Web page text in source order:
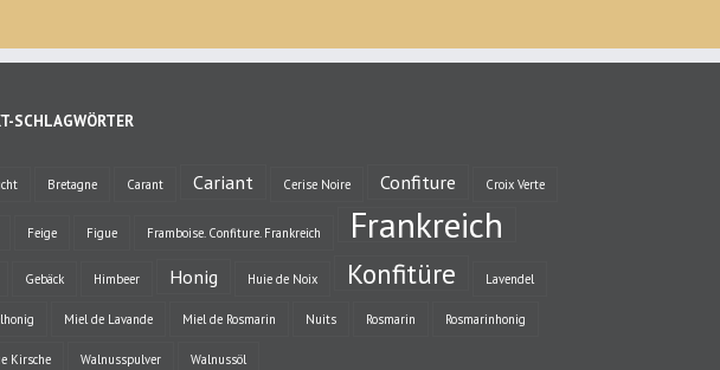
SCHLAGWÖRTER
Bretagne Carant Cariant Cerise Noire Confiture Croix Verte
Feige Figue Framboise. Confiture. Frankreich Frankreich
Gebäck Himbeer Honig Huie de Noix Konfitüre Lavendel
Miel de Lavande Miel de Rosmarin Nuits Rosmarin Rosmarinhonig
Kirsche Walnusspulver Walnussöl